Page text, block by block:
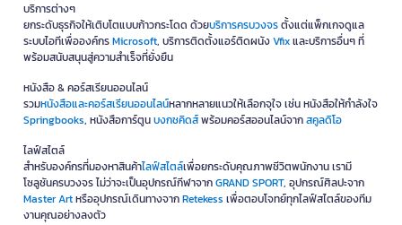
บริการต่างๆ
ยกระดับธุรกิจให้เติบโตแบบก้าวกระโดด ด้วยบริการครบวงจรตั้งแต่แพ็กเกจดูแล
ระบบไอทีเพื่อองค์กรMicrosoft, บริการติดตั้งแอร์ติดผนังVfixและบริการอื่นๆ ที่
พร้อมสนับสนุนสู่ความสำเร็จที่ยั่งยืน
หนังสือ & คอร์สเรียนออนไลน์
รวมหนังสือและคอร์สเรียนออนไลน์หลากหลายแนวให้เลือกจุใจ เช่น หนังสือให้กำลังใจ
Springbooks, หนังสือการ์ตูนบงกชคิดส์พร้อมคอร์สออนไลน์จากสคูลดิโอ
ไลฟ์สไตล์
สำหรับองค์กรที่มองหาสินค้าไลฟ์สไตล์เพื่อยกระดับคุณภาพชีวิตพนักงาน เรามี
โซลูชันครบวงจร ไม่ว่าจะเป็นอุปกรณ์กีฬาจากGRAND SPORT, อุปกรณ์ศิลปะจาก
Master Artหรืออุปกรณ์เดินทางจากRetekess เพื่อตอบโจทย์ทุกไลฟ์สไตล์ของทีม
งานคุณอย่างลงตัว